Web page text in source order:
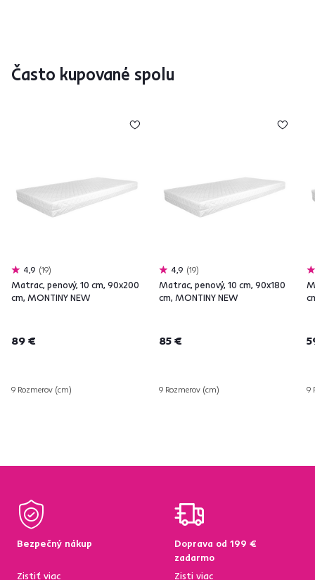
Často kupované spolu
4,9 19
Matrac, penový, 10 cm, 90x200
cm, MONTINY NEW
89 €
9 Rozmerov (cm)
4,9 19
Matrac, penový, 10 cm, 90x180
cm, MONTINY NEW
85 €
9 Rozmerov (cm) 9
Bezpečný nákup
Zistiť viac
Doprava od 199 €
zadarmo
Zisti viac